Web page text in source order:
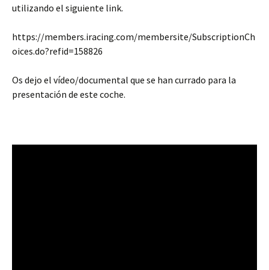
utilizando el siguiente link.
https://members.iracing.com/membersite/SubscriptionCh
oices.do?refid=158826
Os dejo el vídeo/documental que se han currado para la
presentación de este coche.